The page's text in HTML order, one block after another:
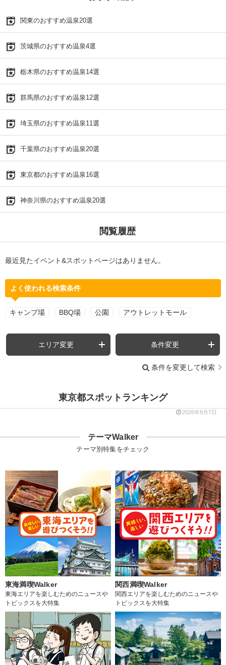
関東のおすすめ温泉20選
茨城県のおすすめ温泉4選
栃木県のおすすめ温泉14選
群馬県のおすすめ温泉12選
埼玉県のおすすめ温泉11選
千葉県のおすすめ温泉20選
東京都のおすすめ温泉16選
神奈川県のおすすめ温泉20選
閲覧履歴
最近見たイベント&スポットページはありません。
よく使われる検索条件
キャンプ場 BBQ場 公園 アウトレットモール
エリア変更 条件変更
条件を変更して検索
東京都スポットランキング
2026年8月7日
テーマWalker
テーマ別特集をチェック
東海満喫Walker
東海エリアを楽しむためのニュースや
トピックスを大特集
関西満喫Walker
関西エリアを楽しむためのニュースや
トピックスを大特集